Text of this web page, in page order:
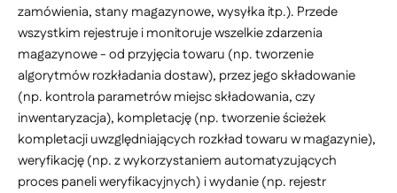
zamówienia, stany magazynowe, wysyłka itp.). Przede
wszystkim rejestruje i monitoruje wszelkie zdarzenia
magazynowe - od przyjęcia towaru (np. tworzenie
algorytmów rozkładania dostaw), przez jego składowanie
(np. kontrola parametrów miejsc składowania, czy
inwentaryzacja), kompletację (np. tworzenie ścieżek
kompletacji uwzględniających rozkład towaru w magazynie),
weryfikację (np. z wykorzystaniem automatyzujących
proces paneli weryfikacyjnych) i wydanie (np. rejestr